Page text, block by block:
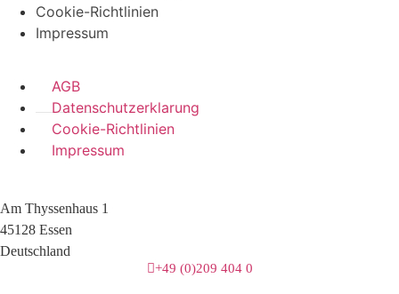
Cookie-Richtlinien
Impressum
AGB
Datenschutzerklarung
Cookie-Richtlinien
Impressum
Am Thyssenhaus 1
45128 Essen
Deutschland
+49 (0)209 404 0